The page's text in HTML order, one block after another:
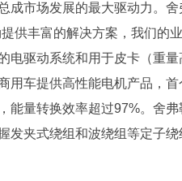
成市场发展的最大驱动力。
供丰富的解决方案，我们的
电驱动系统和用于皮卡（重
用车提供高性能电机产品，
能量转换效率超过97%。舍
发夹式绕组和波绕组等定子